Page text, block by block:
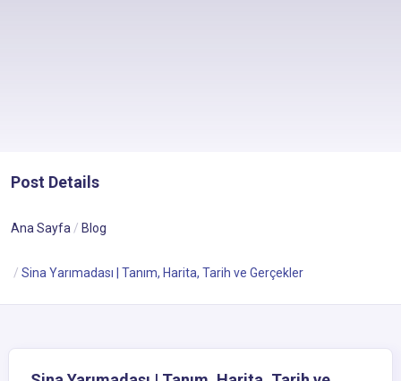
Post Details
Ana Sayfa Blog
Sina Yarımadası | Tanım, Harita, Tarih ve Gerçekler